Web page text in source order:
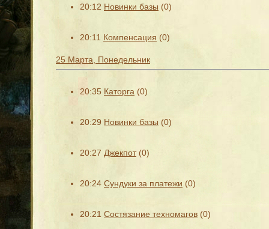
20:12 Новинки базы (0)
20:11 Компенсация (0)
25 Марта, Понедельник
20:35 Каторга (0)
20:29 Новинки базы (0)
20:27 Джекпот (0)
20:24 Сундуки за платежи (0)
20:21 Состязание техномагов (0)